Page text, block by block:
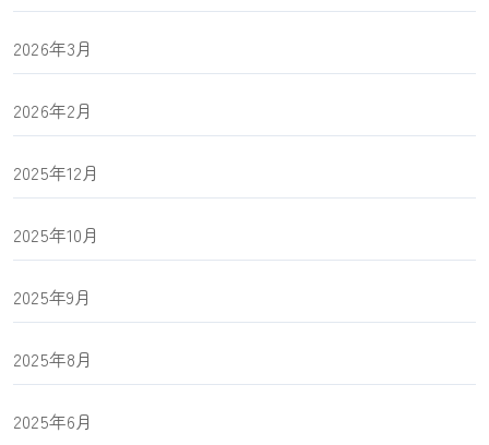
2026年3月
2026年2月
2025年12月
2025年10月
2025年9月
2025年8月
2025年6月